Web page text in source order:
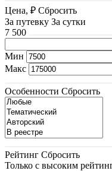
Цена, ₽ Сбросить
За путевку За сутки
7 500
Мин
Макс
Особенности Сбросить
Рейтинг Сбросить
Только с высоким